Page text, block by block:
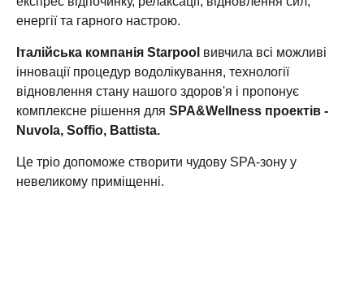
енергії та гарного настрою.
Італійська компанія Starpool вивчила всі можливі
інновації процедур водолікування, технології
відновлення стану нашого здоров'я і пропонує
комплексне рішення для SPA&Wellness проектів -
Nuvola, Soffio, Battista.
Це тріо допоможе створити чудову SPA-зону у
невеликому приміщенні.